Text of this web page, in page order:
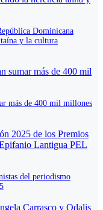
Dominicana
y la cultura
más de 400 mil millones
del periodismo